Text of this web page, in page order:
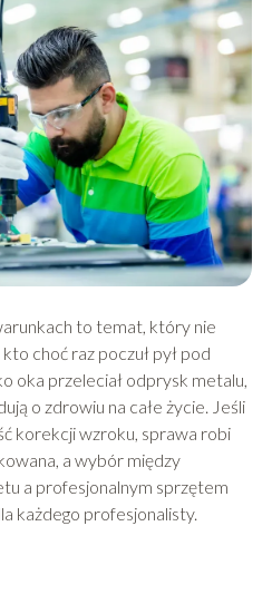
to temat, który nie
choć raz poczuł pył pod
oka przeleciał odprysk metalu,
o zdrowiu na całe życie. Jeśli
korekcji wzroku, sprawa robi
a wybór między
a profesjonalnym sprzętem
każdego profesjonalisty.